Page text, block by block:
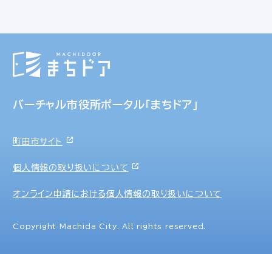
バーチャル市役所ポータル「まちドア」
町田市サイト
個人情報の取り扱いについて
オンライン申請における個人情報の取り扱いについて
Copyright Machida City. All rights reserved.